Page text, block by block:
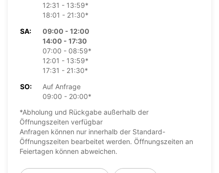
12:31 - 13:59*
18:01 - 21:30*
SA:
09:00 - 12:00
14:00 - 17:30
07:00 - 08:59*
12:01 - 13:59*
17:31 - 21:30*
SO:
Auf Anfrage
09:00 - 20:00*
*Abholung und Rückgabe außerhalb der
Öffnungszeiten verfügbar
Anfragen können nur innerhalb der Standard-
Öffnungszeiten bearbeitet werden. Öffnungszeiten an
Feiertagen können abweichen.